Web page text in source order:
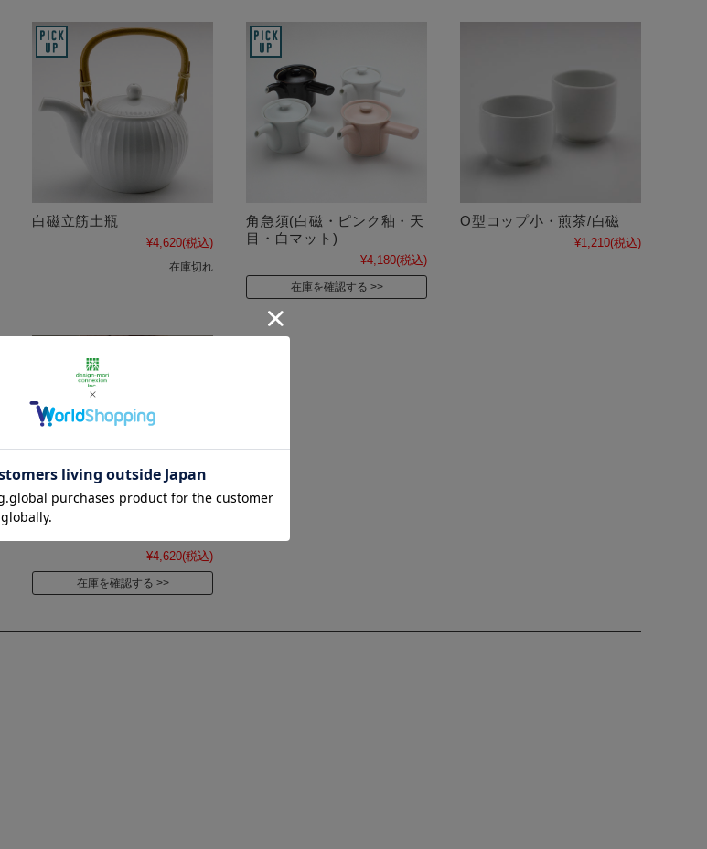
白磁立筋土瓶
¥4,620(税込)
在庫切れ
角急須(白磁・ピンク釉・天
目・白マット)
¥4,180(税込)
在庫を確認する
O型コップ小・煎茶/白磁
¥1,210(税込)
¥4,620(税込)
在庫を確認する